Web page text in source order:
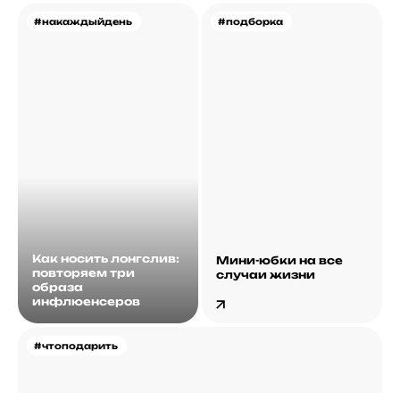
#накаждыйдень
Как носить лонгслив:
повторяем три
образа
инфлюенсеров
#чтоподарить
#подборка
Мини-юбки на все
случаи жизни